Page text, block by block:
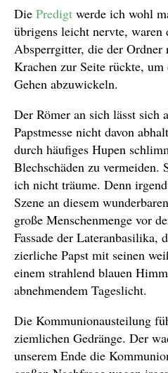
Die Predigt werde ich wohl
übrigens leicht nervte, waren
Absperrgitter, die der
Krachen zur Seite rückte,
Gehen abzuwickeln.
Der Römer an sich lässt sich
Papstmesse nicht davon
durch häufiges Hupen
Blechschäden zu vermeiden.
ich nicht träume. Denn
Szene an diesem
große Menschenmenge vor
Fassade der Lateranbasilika,
zierliche Papst mit seinen
einem strahlend blauen
abnehmendem Tageslicht.
Die Kommunionausteilung
ziemlichen Gedränge. Der
unserem Ende die